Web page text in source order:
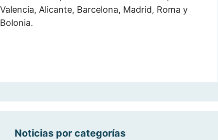
Valencia, Alicante, Barcelona, Madrid, Roma y
Bolonia.
Noticias por categorías